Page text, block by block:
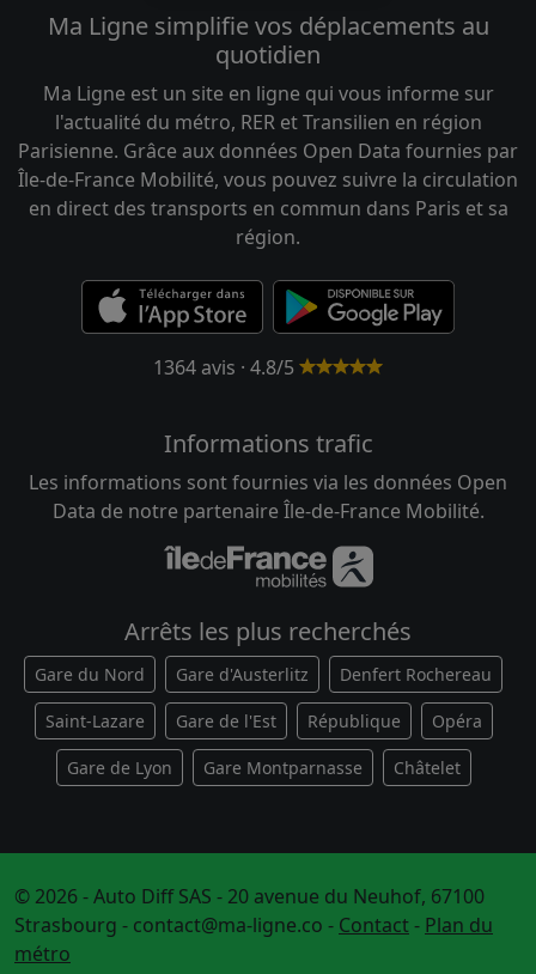
Ma Ligne simplifie vos déplacements au
quotidien
Ma Ligne est un site en ligne qui vous informe sur
l'actualité du métro, RER et Transilien en région
Parisienne. Grâce aux données Open Data fournies par
Île-de-France Mobilité, vous pouvez suivre la circulation
en direct des transports en commun dans Paris et sa
région.
1364 avis · 4.8/5
Informations trafic
Les informations sont fournies via les données Open
Data de notre partenaire Île-de-France Mobilité.
Arrêts les plus recherchés
Gare du Nord Gare d'Austerlitz Denfert Rochereau
Saint-Lazare Gare de l'Est République Opéra
Gare de Lyon Gare Montparnasse Châtelet
© 2026 - Auto Diff SAS - 20 avenue du Neuhof, 67100
Strasbourg - contact@ma-ligne.co - Contact- Plan du
métro